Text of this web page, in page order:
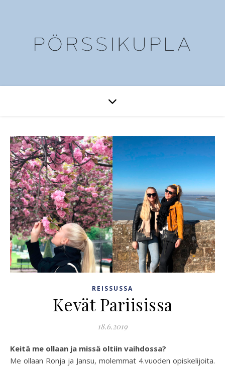
REISSUSSA
Kevät Pariisissa
18.6.2019
Keitä me ollaan ja missä oltiin vaihdossa?
Me ollaan Ronja ja Jansu, molemmat 4.vuoden opiskelijoita.